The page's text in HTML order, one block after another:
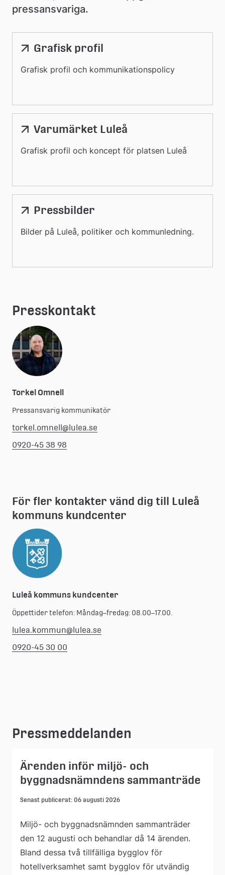
pressansvariga.
Grafisk profil
Grafisk profil och kommunikationspolicy
Varumärket Luleå
Grafisk profil och koncept för platsen Luleå
Pressbilder
Bilder på Luleå, politiker och kommunledning.
Presskontakt
Torkel Omnell
Pressansvarig kommunikatör
torkel.omnell@lulea.se
0920-45 38 98
För fler kontakter vänd dig till Luleå
kommuns kundcenter
Luleå kommuns kundcenter
Öppettider telefon: Måndag–fredag: 08.00–17.00.
lulea.kommun@lulea.se
0920-45 30 00
Pressmeddelanden
Ärenden inför miljö- och
byggnadsnämndens sammanträde
Senast publicerat: 06 augusti 2026
Miljö- och byggnadsnämnden sammanträder
den 12 augusti och behandlar då 14 ärenden.
Bland dessa två tillfälliga bygglov för
hotellverksamhet samt bygglov för utvändig